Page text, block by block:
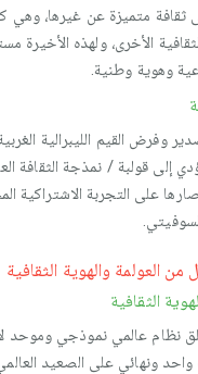
ثقافة متميزة عن غيرها، وهي
الأخرى، ولهذه الأخيرة
وهوية وطنية.
وفرض القيم الليبرالية
إلى قولبة / نمذجة الثقافة
على التجربة الاشتراكية
العولمة والهوية الثقافية
الثقافية
نظام عالمي نموذجي وموحد لا
ونهائي على الصعيد